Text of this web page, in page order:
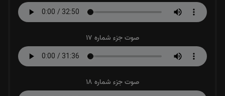
صوت جزء شماره 17
صوت جزء شماره 18